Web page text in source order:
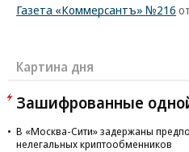
Газета «Коммерсантъ» №216
Картина дня
Зашифрованные
В «Москва-Сити» задержаны
нелегальных криптообменников